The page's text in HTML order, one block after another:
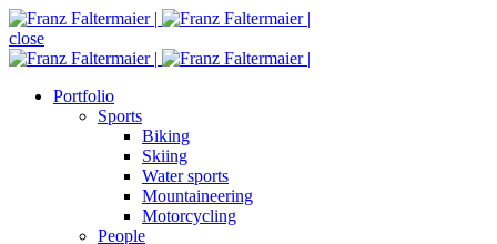
close
Portfolio
Sports
Biking
Skiing
Water sports
Mountaineering
Motorcycling
People